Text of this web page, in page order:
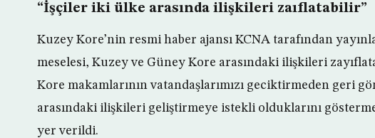
“İşçiler iki ülke arasında ilişkileri zaıflatabilir”
Kuzey Kore’nin resmi haber ajansı KCNA tarafından
meselesi, Kuzey ve Güney Kore arasındaki ilişkileri
Kore makamlarının vatandaşlarımızı geciktirmeden geri
arasındaki ilişkileri geliştirmeye istekli olduklarını
yer verildi.